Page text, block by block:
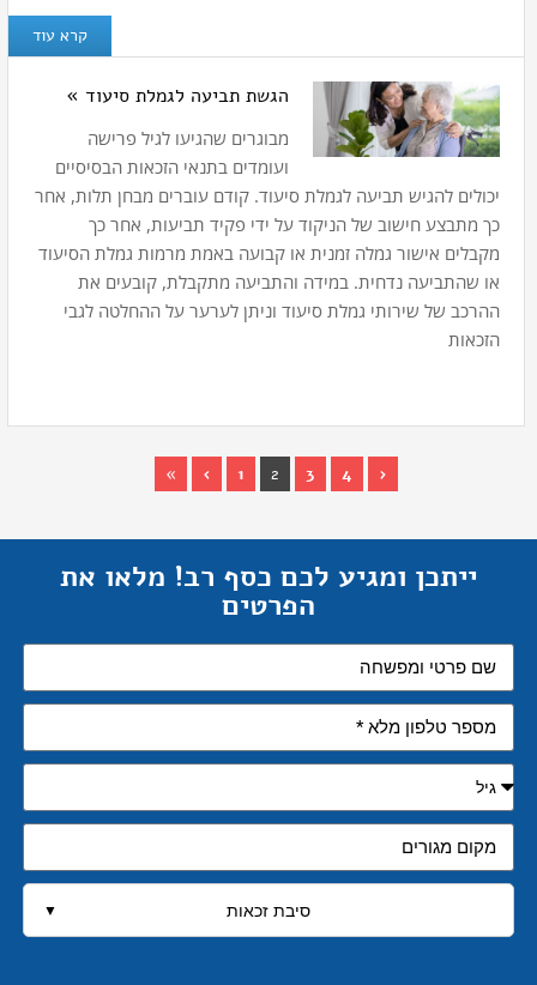
קרא עוד
הגשת תביעה לגמלת סיעוד »
מבוגרים שהגיעו לגיל פרישה
ועומדים בתנאי הזכאות הבסיסיים
יכולים להגיש תביעה לגמלת סיעוד. קודם עוברים מבחן תלות, אחר
כך מתבצע חישוב של הניקוד על ידי פקיד תביעות, אחר כך
מקבלים אישור גמלה זמנית או קבועה באמת מרמות גמלת הסיעוד
או שהתביעה נדחית. במידה והתביעה מתקבלת, קובעים את
ההרכב של שירותי גמלת סיעוד וניתן לערער על ההחלטה לגבי
הזכאות
‹
1 2 3 4
›
»
ייתכן ומגיע לכם כסף רב! מלאו את
הפרטים
סיבת זכאות ▼